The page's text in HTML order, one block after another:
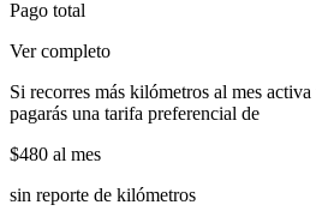
Pago total
Ver completo
Si recorres más kilómetros al mes
pagarás una tarifa preferencial de
$480 al mes
sin reporte de kilómetros